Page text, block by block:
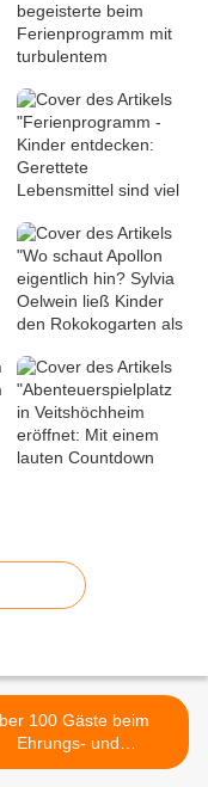
100 Gäste beim
Ehrungs- und
der TGV